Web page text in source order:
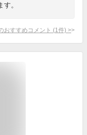
。
おすすめコメント (1 件) >